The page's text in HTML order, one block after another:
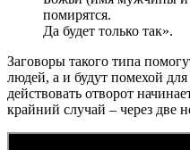
помирятся.
Да будет только так».
Заговоры такого типа
людей, а и будут помехой
действовать отворот
крайний случай – через две